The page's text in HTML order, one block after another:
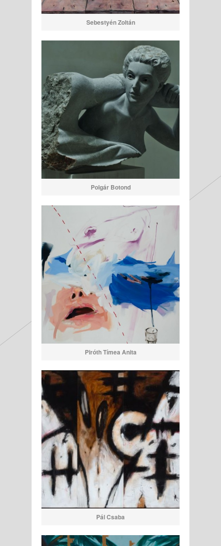
Sebestyén Zoltán
Polgár Botond
Piróth Tímea Anita
Pál Csaba